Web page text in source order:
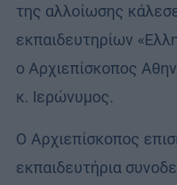
της αλλοίωσης
εκπαιδευτηρίων
ο Αρχιεπίσκοπος
κ. Ιερώνυμος.
Ο Αρχιεπίσκοπος
εκπαιδευτήρια